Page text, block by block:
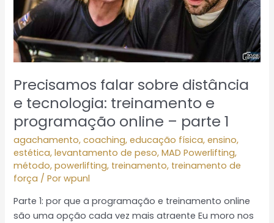
Precisamos falar sobre distância
e tecnologia: treinamento e
programação online – parte 1
agachamento,coaching,educação física,ensino,
estética,levantamento de peso,MAD Powerlifting,
método,powerlifting, treinamento, treinamento de
força / Porwpunl
Parte 1: por que a programação e treinamento online
são uma opção cada vez mais atraente Eu moro nos
programação
online
–
1